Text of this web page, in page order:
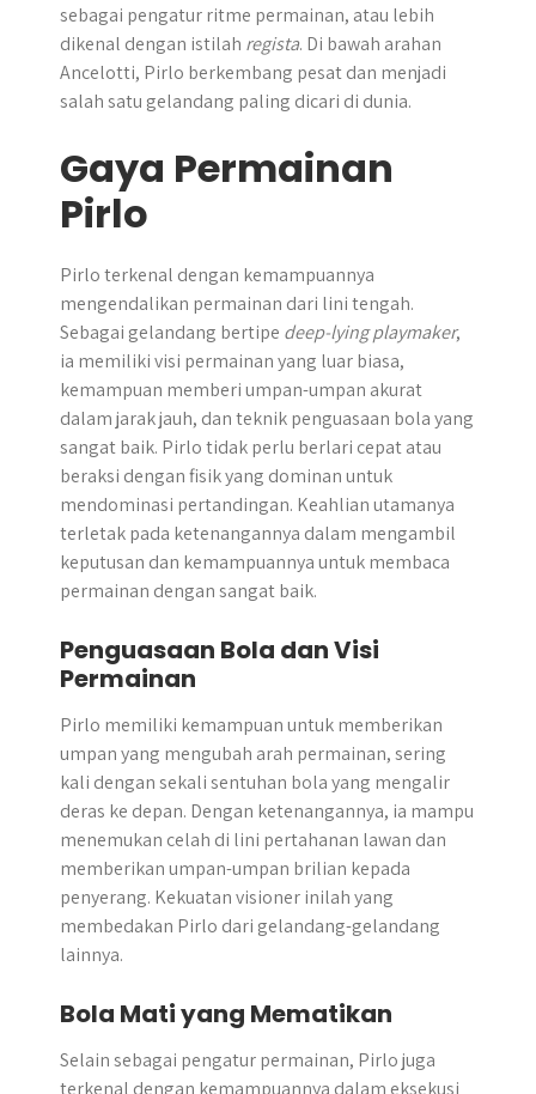
sebagai pengatur ritme permainan, atau lebih
dikenal dengan istilah regista. Di bawah arahan
Ancelotti, Pirlo berkembang pesat dan menjadi
salah satu gelandang paling dicari di dunia.
Gaya Permainan
Pirlo
Pirlo terkenal dengan kemampuannya
mengendalikan permainan dari lini tengah.
Sebagai gelandang bertipe deep-lying playmaker,
ia memiliki visi permainan yang luar biasa,
kemampuan memberi umpan-umpan akurat
dalam jarak jauh, dan teknik penguasaan bola yang
sangat baik. Pirlo tidak perlu berlari cepat atau
beraksi dengan fisik yang dominan untuk
mendominasi pertandingan. Keahlian utamanya
terletak pada ketenangannya dalam mengambil
keputusan dan kemampuannya untuk membaca
permainan dengan sangat baik.
Penguasaan Bola dan Visi
Permainan
Pirlo memiliki kemampuan untuk memberikan
umpan yang mengubah arah permainan, sering
kali dengan sekali sentuhan bola yang mengalir
deras ke depan. Dengan ketenangannya, ia mampu
menemukan celah di lini pertahanan lawan dan
memberikan umpan-umpan brilian kepada
penyerang. Kekuatan visioner inilah yang
membedakan Pirlo dari gelandang-gelandang
lainnya.
Bola Mati yang Mematikan
Selain sebagai pengatur permainan, Pirlo juga
terkenal dengan kemampuannya dalam eksekusi